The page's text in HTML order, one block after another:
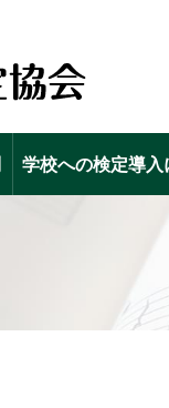
学校への検定導入